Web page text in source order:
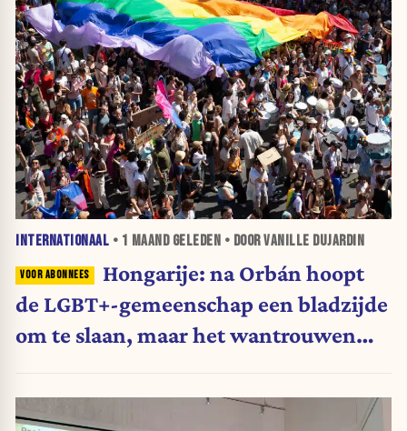
INTERNATIONAAL • 1 MAANDGELEDEN • DOOR VANILLE DUJARDIN
Hongarije: na Orbán hoopt
de LGBT+-gemeenschap een bladzijde
om te slaan, maar het wantrouwen